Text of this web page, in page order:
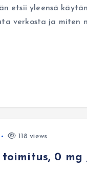
etsii yleensä
verkosta ja miten
118 views
0 mg